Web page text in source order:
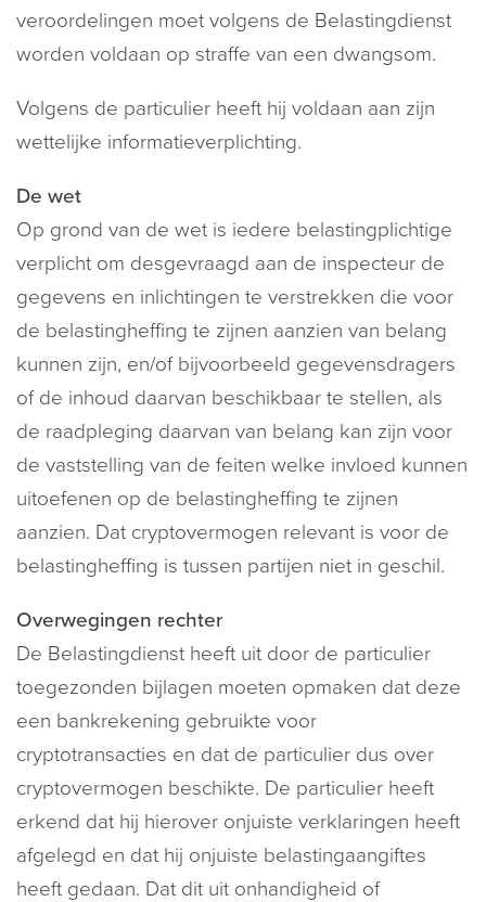
veroordelingen moet volgens de Belastingdienst
worden voldaan op straffe van een dwangsom.
Volgens de particulier heeft hij voldaan aan zijn
wettelijke informatieverplichting.
De wet
Op grond van de wet is iedere belastingplichtige
verplicht om desgevraagd aan de inspecteur de
gegevens en inlichtingen te verstrekken die voor
de belastingheffing te zijnen aanzien van belang
kunnen zijn, en/of bijvoorbeeld gegevensdragers
of de inhoud daarvan beschikbaar te stellen, als
de raadpleging daarvan van belang kan zijn voor
de vaststelling van de feiten welke invloed kunnen
uitoefenen op de belastingheffing te zijnen
aanzien. Dat cryptovermogen relevant is voor de
belastingheffing is tussen partijen niet in geschil.
Overwegingen rechter
De Belastingdienst heeft uit door de particulier
toegezonden bijlagen moeten opmaken dat deze
een bankrekening gebruikte voor
cryptotransacties en dat de particulier dus over
cryptovermogen beschikte. De particulier heeft
erkend dat hij hierover onjuiste verklaringen heeft
afgelegd en dat hij onjuiste belastingaangiftes
heeft gedaan. Dat dit uit onhandigheid of